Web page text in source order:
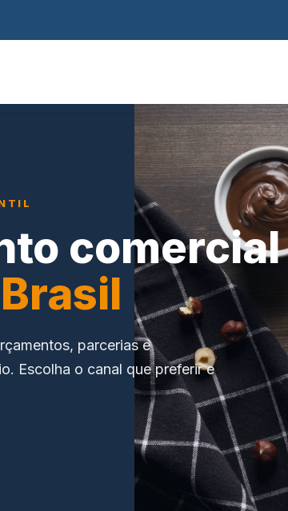
comercial
Brasil
parcerias e
Escolha o canal que preferir e